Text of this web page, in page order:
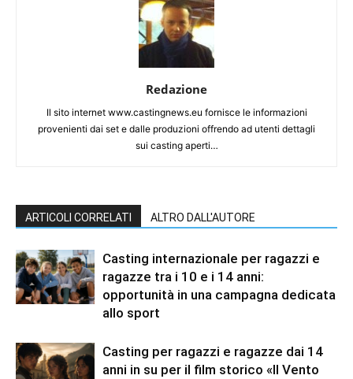
Redazione
Il sito internet www.castingnews.eu fornisce le informazioni
provenienti dai set e dalle produzioni offrendo ad utenti dettagli
sui casting aperti…
ARTICOLI CORRELATI ALTRO DALL'AUTORE
Casting internazionale per ragazzi e
ragazze tra i 10 e i 14 anni:
opportunità in una campagna dedicata
allo sport
Casting per ragazzi e ragazze dai 14
anni in su per il film storico «Il Vento